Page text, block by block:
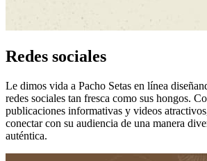
Redes sociales
Le dimos vida a Pacho Setas en línea
redes sociales tan fresca como sus hongos.
publicaciones informativas y videos
conectar con su audiencia de una manera
auténtica.